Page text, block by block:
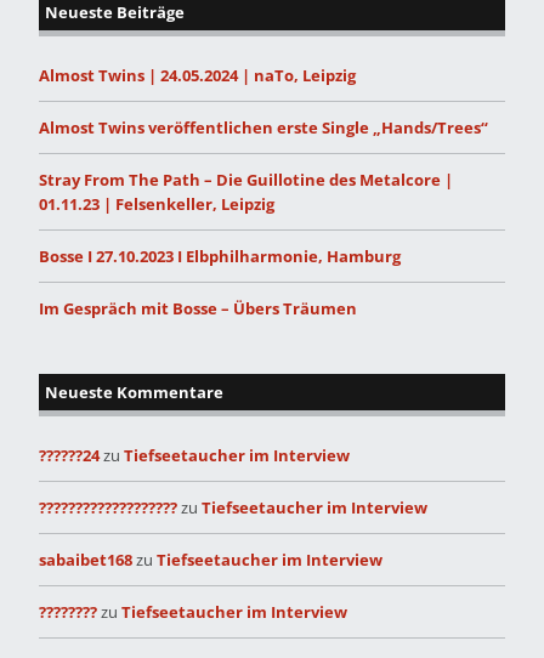
Neueste Beiträge
Almost Twins | 24.05.2024 | naTo, Leipzig
Almost Twins veröffentlichen erste Single „Hands/Trees“
Stray From The Path – Die Guillotine des Metalcore |
01.11.23 | Felsenkeller, Leipzig
Bosse I 27.10.2023 I Elbphilharmonie, Hamburg
Im Gespräch mit Bosse – Übers Träumen
Neueste Kommentare
??????24zu Tiefseetaucher im Interview
???????????????????zu Tiefseetaucher im Interview
sabaibet168zu Tiefseetaucher im Interview
????????zu Tiefseetaucher im Interview